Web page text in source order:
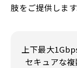
肢をご提供します
上下最大
セキュアな